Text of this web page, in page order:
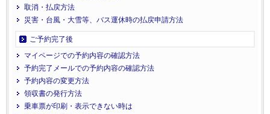
取消・払戻方法
災害・台風・大雪等、バス運休時の払戻申請方法
ご予約完了後
マイページでの予約内容の確認方法
予約完了メールでの予約内容の確認方法
予約内容の変更方法
領収書の発行方法
乗車票が印刷・表示できない時は